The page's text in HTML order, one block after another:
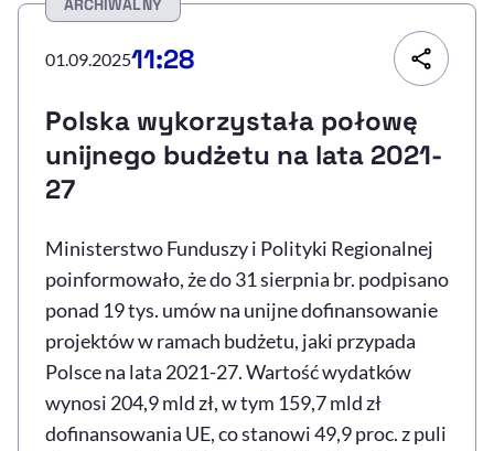
Sprawdź, jak i dlaczego zwiększamy dostępność , otwiera się w nowym
Deklaracja dostępności , otwiera się w nowym oknie
Zgłoś problem
, otwiera się w
ARCHIWALNY
01.09.202511:28
Polska wykorzystała połowę
unijnego budżetu na lata 2021-
27
Ministerstwo Funduszy i Polityki Regionalnej
poinformowało, że do 31 sierpnia br. podpisano
ponad 19 tys. umów na unijne dofinansowanie
projektów w ramach budżetu, jaki przypada
Polsce na lata 2021-27. Wartość wydatków
wynosi 204,9 mld zł, w tym 159,7 mld zł
dofinansowania UE, co stanowi 49,9 proc. z puli